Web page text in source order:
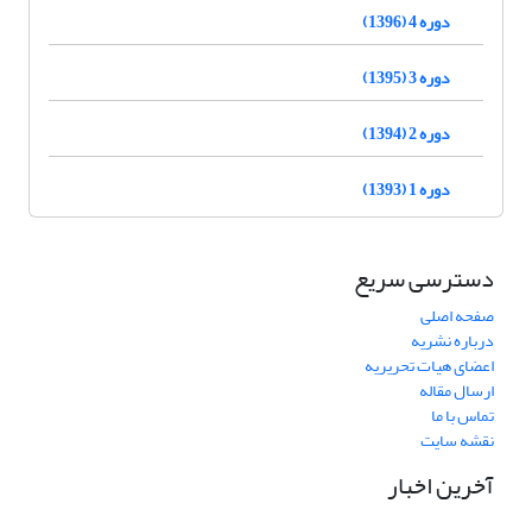
دوره 4 (1396)
دوره 3 (1395)
دوره 2 (1394)
دوره 1 (1393)
دسترسی سریع
صفحه اصلی
درباره نشریه
اعضای هیات تحریریه
ارسال مقاله
تماس با ما
نقشه سایت
آخرین اخبار